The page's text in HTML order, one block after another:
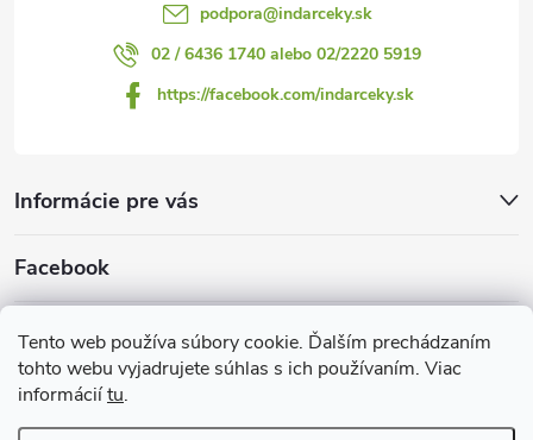
Tento web používa súbory cookie. Ďalším prechádzaním
tohto webu vyjadrujete súhlas s ich používaním. Viac
informáciítu.
podpora@indarceky.sk
02 / 6436 1740 alebo 02/2220 5919
https://facebook.com/indarceky.sk
Informácie pre vás
Facebook
Prijímame online platby